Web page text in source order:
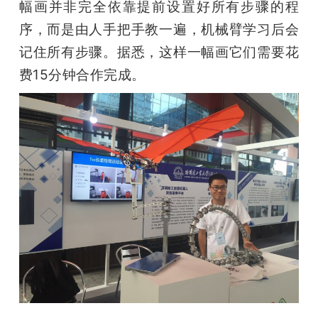
幅画并非完全依靠提前设置好所有步骤的程
序，而是由人手把手教一遍，机械臂学习后会
记住所有步骤。据悉，这样一幅画它们需要花
费15分钟合作完成。